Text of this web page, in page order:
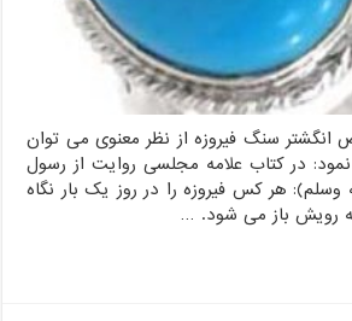
انگشتر سنگ فیروزه از نظر معنوی می توان
نمود: در کتاب علامه مجلسی روایت از رسول
وسلم): هر کس فیروزه را در روز یک بار نگاه
رویش باز می شود. …